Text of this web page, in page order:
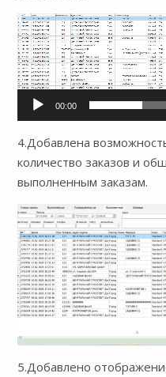
Видеоплеер
00:00
4.Добавлена
количество заказов и
выполненным заказам.
5.Добавлено